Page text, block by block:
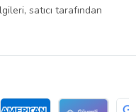
satıcı tarafından